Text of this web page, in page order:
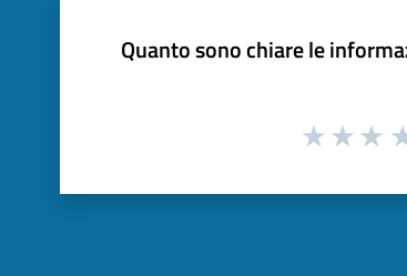
Quanto sono chiare le